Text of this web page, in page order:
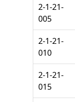
2-1-21-
005
2-1-21-
010
2-1-21-
015